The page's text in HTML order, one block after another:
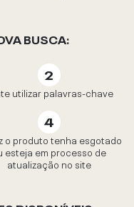
BUSCA:
utilizar palavras-chave
o produto tenha esgotado
esteja em processo de
atualização no site